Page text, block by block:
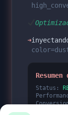
➜
Status: